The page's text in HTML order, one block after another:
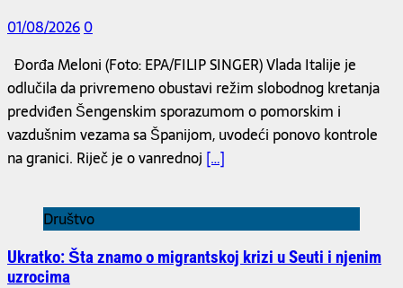
01/08/20260
Đorđa Meloni (Foto: EPA/FILIP SINGER) Vlada Italije je
odlučila da privremeno obustavi režim slobodnog kretanja
predviđen Šengenskim sporazumom o pomorskim i
vazdušnim vezama sa Španijom, uvodeći ponovo kontrole
na granici. Riječ je o vanrednoj […]
Društvo
Ukratko: Šta znamo o migrantskoj krizi u Seuti i njenim
uzrocima